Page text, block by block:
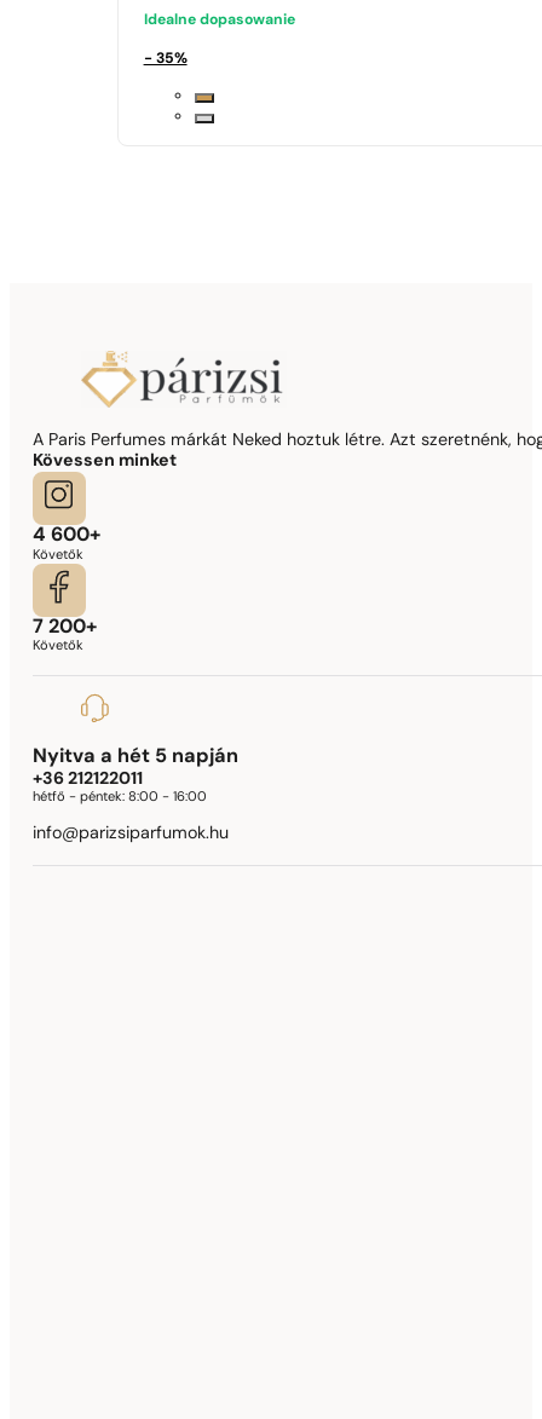
Idealne dopasowanie
- 35%
A Paris Perfumes márkát Neked hoztuk létre. Azt szeretnénk,
Kövessen minket
4 600+
Követők
7 200+
Követők
Nyitva a hét 5 napján
+36 212122011
hétfő - péntek:8:00 - 16:00
info@parizsiparfumok.hu